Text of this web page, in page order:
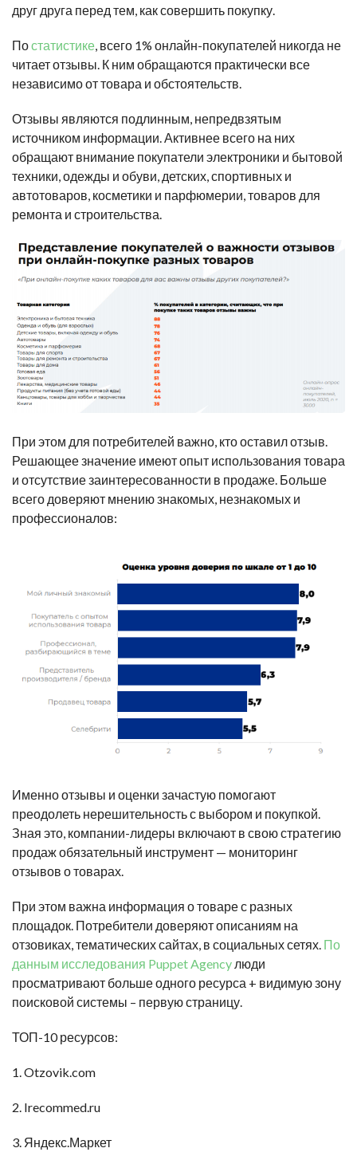
друг друга перед тем, как совершить покупку.
Постатистике, всего 1% онлайн-покупателей никогда не
читает отзывы. К ним обращаются практически все
независимо от товара и обстоятельств.
Отзывы являются подлинным, непредвзятым
источником информации. Активнее всего на них
обращают внимание покупатели электроники и бытовой
техники, одежды и обуви, детских, спортивных и
автотоваров, косметики и парфюмерии, товаров для
ремонта и строительства.
При этом для потребителей важно, кто оставил отзыв.
Решающее значение имеют опыт использования товара
и отсутствие заинтересованности в продаже. Больше
всего доверяют мнению знакомых, незнакомых и
профессионалов:
Именно отзывы и оценки зачастую помогают
преодолеть нерешительность с выбором и покупкой.
Зная это, компании-лидеры включают в свою стратегию
продаж обязательный инструмент — мониторинг
отзывов о товарах.
При этом важна информация о товаре с разных
площадок. Потребители доверяют описаниям на
отзовиках, тематических сайтах, в социальных сетях. По
данным исследования Puppet Agency люди
просматривают больше одного ресурса + видимую зону
поисковой системы – первую страницу.
ТОП-10 ресурсов:
1. Otzovik.com
2. Irecommed.ru
3. Яндекс.Маркет